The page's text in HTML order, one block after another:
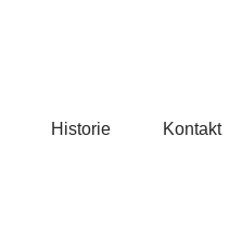
Historie Kontakt